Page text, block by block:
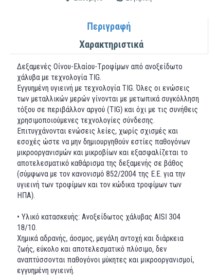
Περιγραφή
Χαρακτηριστικά
Δεξαμενές Oίνου-Eλαίου-Tροφίμων από ανοξείδωτο
χάλυβα με τεχνολογία TIG.
Εγγυημένη υγιεινή με τεχνολογία TIG. Όλες οι ενώσεις
των μεταλλικών μερών γίνονται με μετωπικά συγκόλληση
τόξου σε περιβάλλον αργού (TIG) και όχι με τις συνήθεις
χρησιμοποιούμενες τεχνολογίες σύνδεσης.
Επιτυγχάνονται ενώσεις λείες, χωρίς σχισμές και
εσοχές ώστε να μην δημιουργηθούν εστίες παθογόνων
μικροοργανισμών και μικροβίων και εξασφαλίζεται το
αποτελεσματικό καθάρισμα της δεξαμενής σε βάθος
(σύμφωνα με τον κανονισμό 852/2004 της Ε.Ε. για την
υγιεινή των τροφίμων και τον κώδικα τροφίμων των
ΗΠΑ).
• Υλικό κατασκευής: Ανοξείδωτος χάλυβας AISI 304
18/10.
Χημικά αδρανής, άοσμος, μεγάλη αντοχή και διάρκεια
ζωής, εύκολο και αποτελεσματικό πλύσιμο, δεν
αναπτύσσονται παθογόνοι μύκητες και μικροοργανισμοί,
εγγυημένη υγιεινή.